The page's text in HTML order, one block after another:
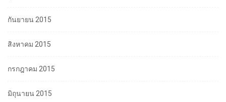
กันยายน 2015
สิงหาคม 2015
กรกฎาคม 2015
มิถุนายน 2015